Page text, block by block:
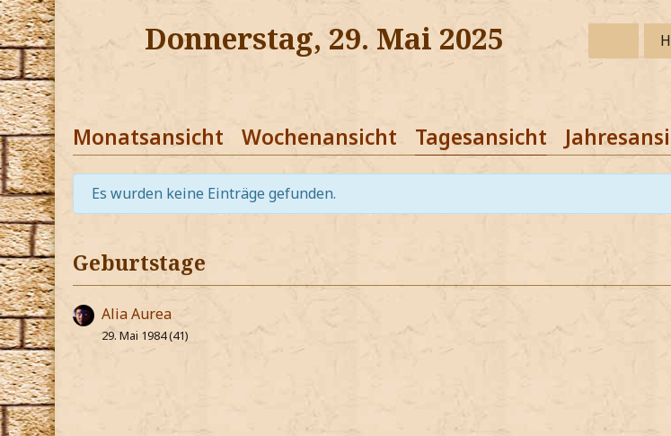
Donnerstag, 29. Mai 2025
Monatsansicht Wochenansicht Tagesansicht
Es wurden keine Einträge gefunden.
Geburtstage
Alia Aurea
29. Mai 1984 (41)